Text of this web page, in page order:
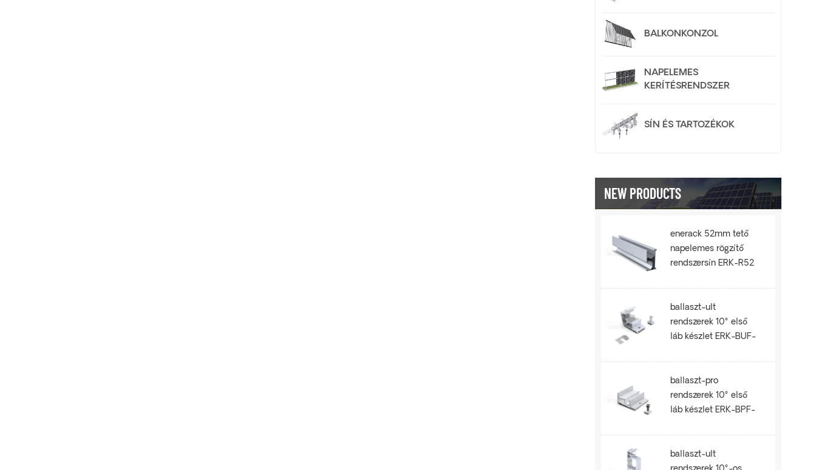
BALKONKONZOL
NAPELEMES
KERÍTÉSRENDSZER
SÍN ÉS TARTOZÉKOK
NEW PRODUCTS
enerack 52mm tető
napelemes rögzítő
rendszersín ERK-R52
ballaszt-ult
rendszerek 10° első
láb készlet ERK-BUF-
ballaszt-pro
rendszerek 10° első
láb készlet ERK-BPF-
ballaszt-ult